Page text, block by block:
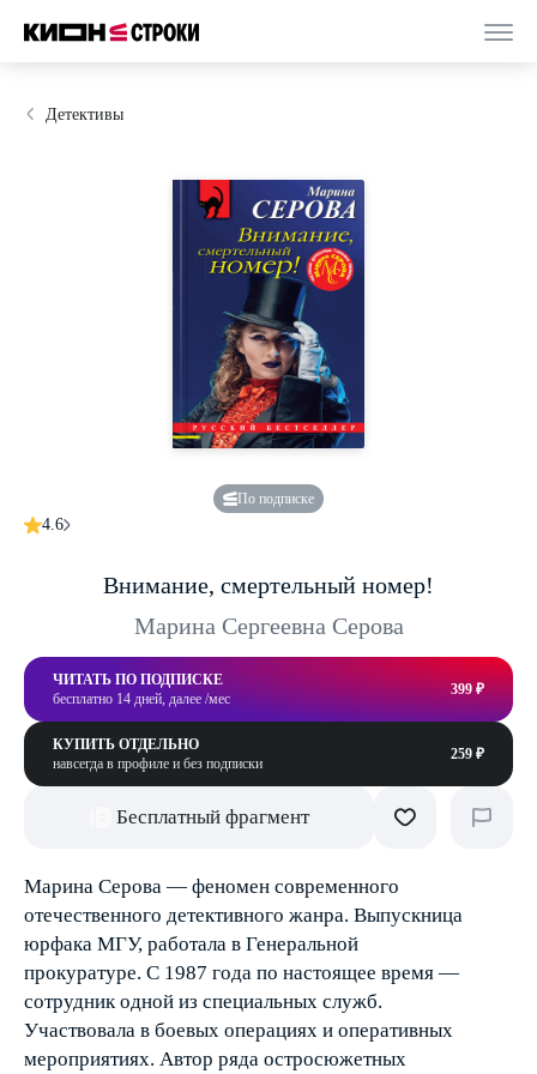
Детективы
По подписке
4.6
Внимание, смертельный номер!
Марина Сергеевна Серова
ЧИТАТЬ ПО ПОДПИСКЕ
бесплатно 14 дней, далее /мес
399 ₽
КУПИТЬ ОТДЕЛЬНО
навсегда в профиле и без подписки
259 ₽
Бесплатный фрагмент
Марина Серова — феномен современного
отечественного детективного жанра. Выпускница
юрфака МГУ, работала в Генеральной
прокуратуре. С 1987 года по настоящее время —
сотрудник одной из специальных служб.
Участвовала в боевых операциях и оперативных
мероприятиях. Автор ряда остросюжетных